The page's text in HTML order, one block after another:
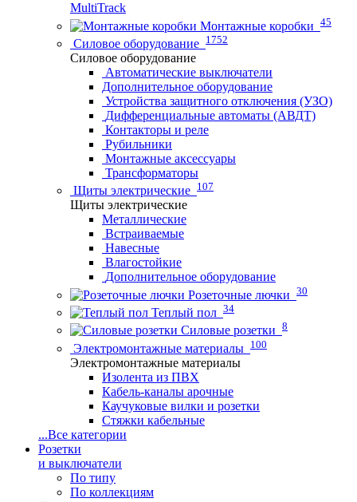
MultiTrack
Монтажные коробки 45
Силовое оборудование 1752
Силовое оборудование
Автоматические выключатели
Дополнительное оборудование
Устройства защитного отключения (УЗО)
Дифференциальные автоматы (АВДТ)
Контакторы и реле
Рубильники
Монтажные аксессуары
Трансформаторы
Щиты электрические 107
Щиты электрические
Металлические
Встраиваемые
Навесные
Влагостойкие
Дополнительное оборудование
Розеточные лючки 30
Теплый пол 34
Силовые розетки 8
Электромонтажные материалы 100
Электромонтажные материалы
Изолента из ПВХ
Кабель-каналы арочные
Каучуковые вилки и розетки
Стяжки кабельные
...Все категории
Розетки
и выключатели
По типу
По коллекциям